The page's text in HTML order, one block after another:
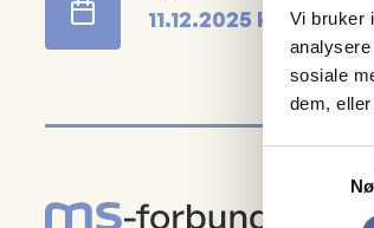
Vi bruker
sosiale
dem,
11.12.2025 kl. 18:00